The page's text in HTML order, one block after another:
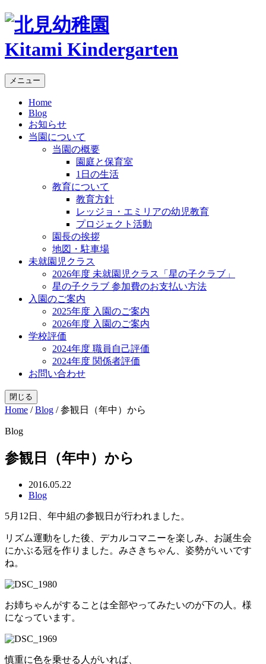
Kitami Kindergarten
メニュー
Home
Blog
お知らせ
当園について
当園の概要
園庭と保育室
1日の生活
教育について
教育方針
レッジョ・エミリアの幼児教育
プロジェクト活動
園長の挨拶
地図・駐車場
未就園児クラス
2026年度 未就園児クラス「星の子クラブ」
星の子クラブ 参加費のお支払い方法
入園のご案内
2025年度 入園のご案内
2026年度 入園のご案内
学校評価
2024年度 職員自己評価
2024年度 関係者評価
お問い合わせ
閉じる
Home /Blog /参観日（年中）から
Blog
参観日（年中）から
2016.05.22
Blog
5月12日、年中組の参観日が行われました。
リズム運動をした後、デカルコマニーを楽しみ、お誕生会
にかぶる冠を作りました。みさきちゃん、姿勢がいいです
ね。
お姉ちゃんがすることは全部やってみたいのが下の人。様
になっています。
慎重に色を乗せる人がいれば、